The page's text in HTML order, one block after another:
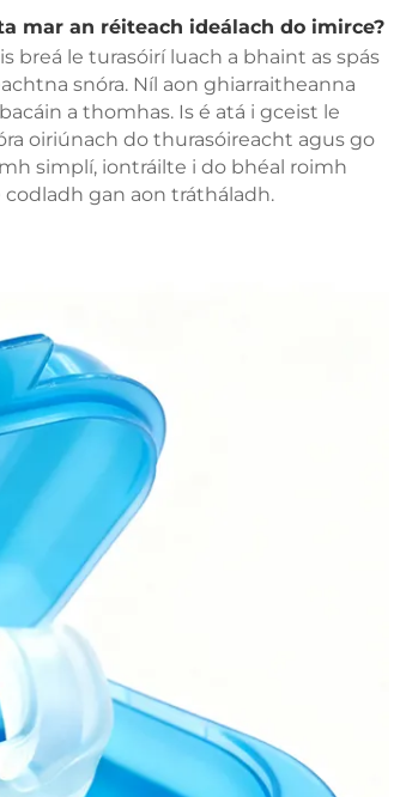
mar an réiteach ideálach do imirce?
breá le turasóirí luach a bhaint as spás
snóra. Níl aon ghiarraitheanna
a thomhas. Is é atá i gceist le
oiriúnach do thurasóireacht agus go
simplí, iontráilte i do bhéal roimh
gan aon trátháladh.